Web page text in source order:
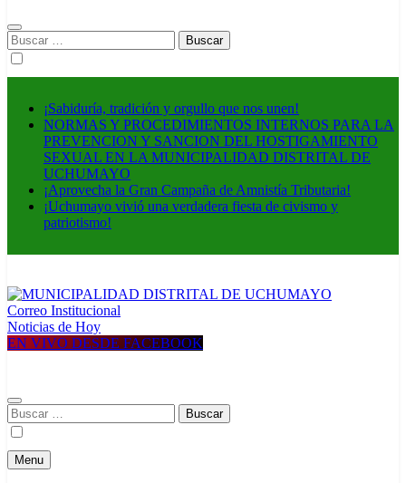
Buscar:
¡Sabiduría, tradición y orgullo que nos unen!
NORMAS Y PROCEDIMIENTOS INTERNOS PARA LA
PREVENCION Y SANCION DEL HOSTIGAMIENTO
SEXUAL EN LA MUNICIPALIDAD DISTRITAL DE
UCHUMAYO
¡Aprovecha la Gran Campaña de Amnistía Tributaria!
¡Uchumayo vivió una verdadera fiesta de civismo y
patriotismo!
MUNICIPALIDAD DISTRITAL DE UCHUMAYO
Construyendo una nueva Historia
Correo Institucional
Noticias de Hoy
EN VIVO DESDE FACEBOOK
Buscar:
Menu